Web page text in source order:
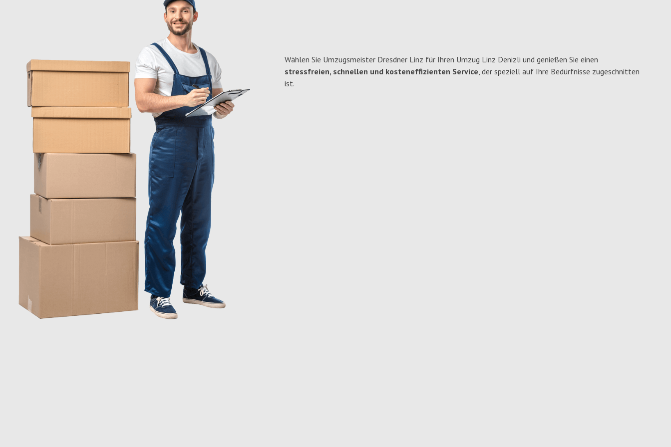
Wählen Sie Umzugsmeister Dresdner Linz für Ihren Umzug Linz Denizli und genießen Sie einen
stressfreien, schnellen und kosteneffizienten Service, der speziell auf Ihre Bedürfnisse zugeschnitten
ist.